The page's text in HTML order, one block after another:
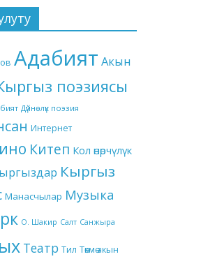
Адабият Акын
поэзиясы
Дүйнөлүк поэзия
Интернет
Китеп Кол өнөрчүлүк
Кыргыз
Манасчылар Музыка
О. Шакир Салт Санжыра
Театр Тил Төкмө акын